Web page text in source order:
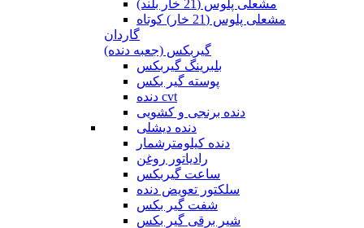
مشعلی پلوس (21 خار بلند)
مشعلی پلوس (21 خار) کوتاه
گاردان
گیربکس (جعبه دنده)
بلبرینگ گیربکس
پوسته گیر بکس
دنده cvt
دنده برنجی و کشویی
دنده دیشلی
دنده کیلومترشمار
رادیاتور روغن
ساعت گیربکس
سلکتور تعویض دنده
شفت گیر بکس
شیر برقی گیر بکس